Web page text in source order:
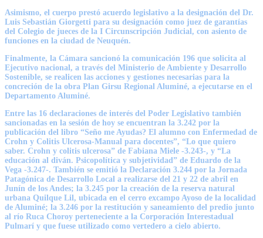
Asimismo, el cuerpo prestó acuerdo legislativo a la designación del Dr.
Luis Sebastián Giorgetti para su designación como juez de garantías
del Colegio de jueces de la I Circunscripción Judicial, con asiento de
funciones en la ciudad de Neuquén.
Finalmente, la Cámara sancionó la comunicación 196 que solicita al
Ejecutivo nacional, a través del Ministerio de Ambiente y Desarrollo
Sostenible, se realicen las acciones y gestiones necesarias para la
concreción de la obra Plan Girsu Regional Aluminé, a ejecutarse en el
Departamento Aluminé.
Entre las 16 declaraciones de interés del Poder Legislativo también
sancionadas en la sesión de hoy se encuentran la 3.242 por la
publicación del libro “Seño me Ayudas? El alumno con Enfermedad de
Crohn y Colitis Ulcerosa-Manual para docentes”, “Lo que quiero
saber. Crohn y colitis ulcerosa” de Fabiana Miele -3.243-, y “La
educación al diván. Psicopolítica y subjetividad” de Eduardo de la
Vega -3.247-. También se emitió la Declaración 3.244 por la Jornada
Patagónica de Desarrollo Local a realizarse del 21 y 22 de abril en
Junín de los Andes; la 3.245 por la creación de la reserva natural
urbana Quilque Lil, ubicada en el cerro excampo Ayoso de la localidad
de Aluminé; la 3.246 por la restitución y saneamiento del predio junto
al río Ruca Choroy perteneciente a la Corporación Interestadual
Pulmarí y que fuese utilizado como vertedero a cielo abierto.